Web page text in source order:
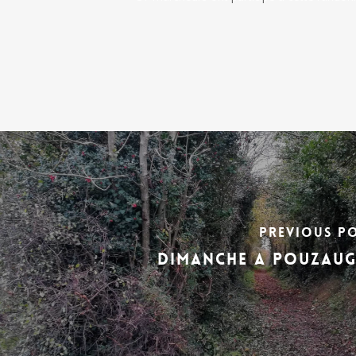
Previous
DIMANCHE A